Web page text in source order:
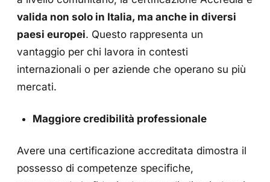
valida non solo in Italia, ma anche in diversi
paesi europei. Questo rappresenta un
vantaggio per chi lavora in contesti
internazionali o per aziende che operano su più
mercati.
Maggiore credibilità professionale
Avere una certificazione accreditata dimostra il
possesso di competenze specifiche,